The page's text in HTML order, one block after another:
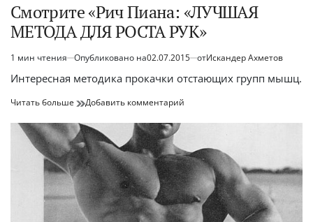
о
спортпите!!
(RUS
Sportfaza)»
на
YouTube
Правда
о
спортпите!!
(RUS
на
Смотрите «Рич Пиана: «ЛУЧШАЯ
МЕТОДА ДЛЯ РОСТА РУК»
Расчётное
время
чтения
1 мин чтения Опубликовано на02.07.2015 отИскандер Ахметов
Интересная методика прокачки отстающих групп мышц.
Читать больше Смотрите
Пиана:
«ЛУЧШАЯ
МЕТОДА
ДЛЯ
РОСТА
Добавить комментарий
«Рич
«ЛУЧШАЯ
МЕТОДА
ДЛЯ
РОСТА
РУК»